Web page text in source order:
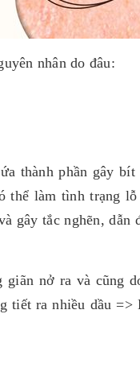
nhân do đâu:
thành phần gây
thể làm tình trạng
gây tắc nghẽn, dẫn
giãn nở ra và cũng
tiết ra nhiều dầu =>